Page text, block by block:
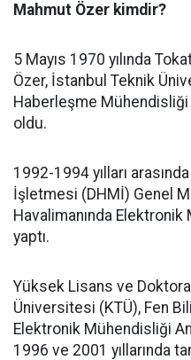
Mahmut Özer kimdir?
5 Mayıs 1970 yılında
Özer, İstanbul Teknik
Haberleşme
oldu.
1992-1994 yılları
İşletmesi (DHMİ) Genel
Havalimanında
yaptı.
Yüksek Lisans ve
Üniversitesi (KTÜ), Fen
Elektronik Mühendisliği
1996 ve 2001 yıllarında